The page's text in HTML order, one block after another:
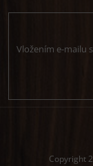
Vložením e-mailu
Copyright